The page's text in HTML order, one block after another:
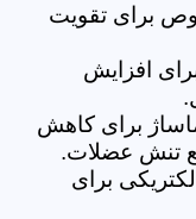
برای تقویت
افزایش
برای کاهش
تنش عضلات.
برای